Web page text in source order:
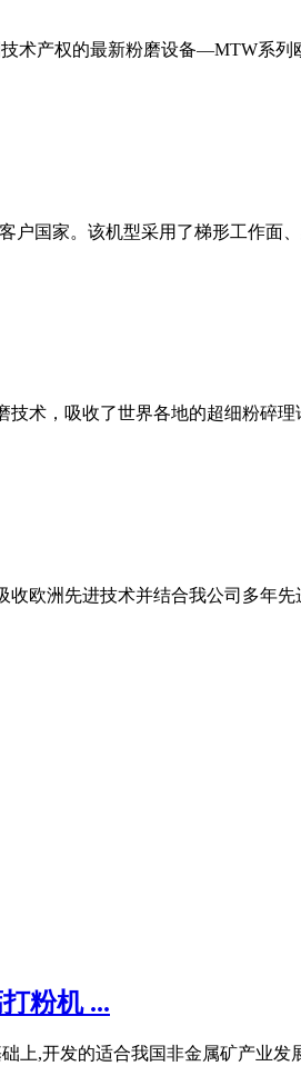
术产权的最新粉磨设备—MTW系
国家。该机型采用了梯形工作面
术，吸收了世界各地的超细粉碎
欧洲先进技术并结合我公司多年
粉机 ...
,开发的适合我国非金属矿产业